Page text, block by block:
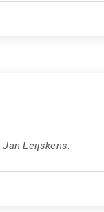
Jan Leijskens.